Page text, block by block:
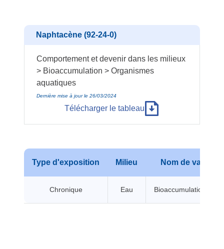
Naphtacène (92-24-0)
Comportement et devenir dans les milieux
> Bioaccumulation > Organismes
aquatiques
Dernière mise à jour le 26/03/2024
Télécharger le tableau
Type d'exposition Milieu Nom de valeur
Chronique Eau Bioaccumulation BCF